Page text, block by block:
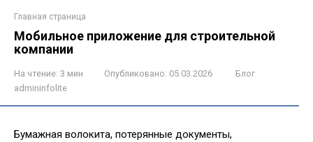
Главная страница
Мобильное приложение для строительной
компании
На чтение: 3 мин Опубликовано: 05.03.2026
Блог
admininfolite
Бумажная волокита, потерянные документы,